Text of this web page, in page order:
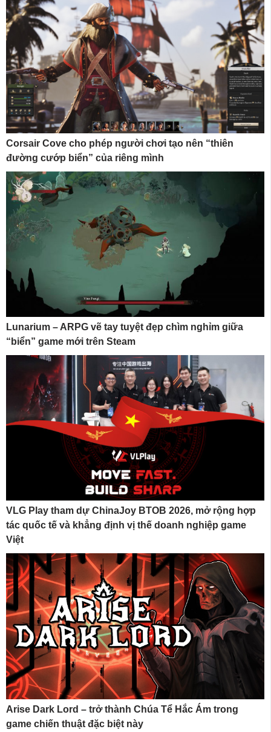
Corsair Cove cho phép người chơi tạo nên “thiên
đường cướp biển” của riêng mình
Lunarium – ARPG vẽ tay tuyệt đẹp chìm nghỉm giữa
“biển” game mới trên Steam
VLG Play tham dự ChinaJoy BTOB 2026, mở rộng hợp
tác quốc tế và khẳng định vị thế doanh nghiệp game
Việt
Arise Dark Lord – trở thành Chúa Tể Hắc Ám trong
game chiến thuật đặc biệt này